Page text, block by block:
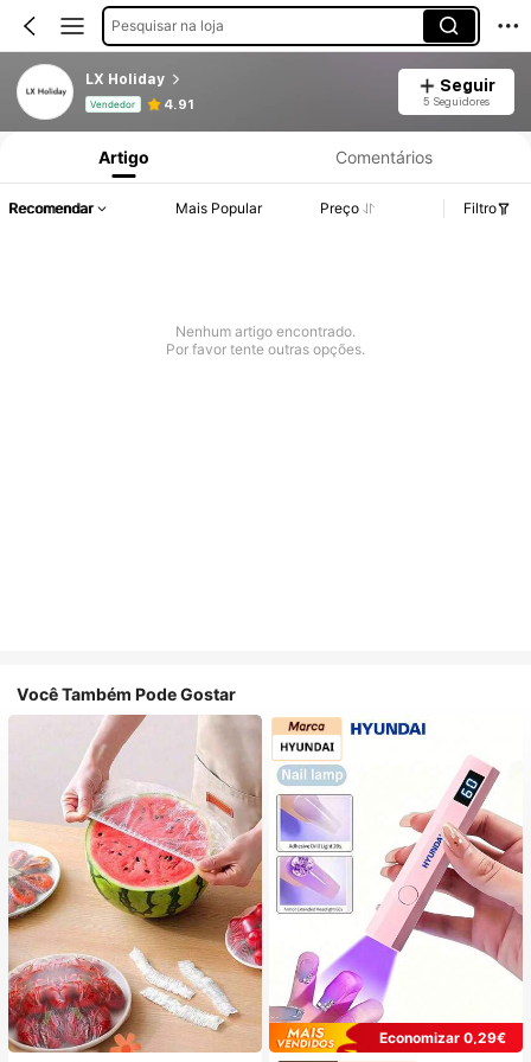
Pesquisar na loja
LX Holiday
Vendedor 4.91
Seguir
5 Seguidores
Informações do Produto: Divulgação de Preço, Vendas e Detalhes de Stock.
Artigo Comentários
Recomendar Mais Popular Preço Filtro
Nenhum artigo encontrado.
Por favor tente outras opções.
Você Também Pode Gostar
Economizar 0,29€